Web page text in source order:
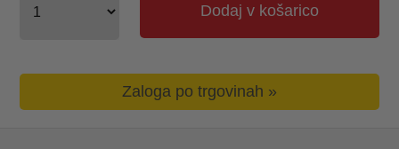
Dodaj v košarico
Zaloga po trgovinah »